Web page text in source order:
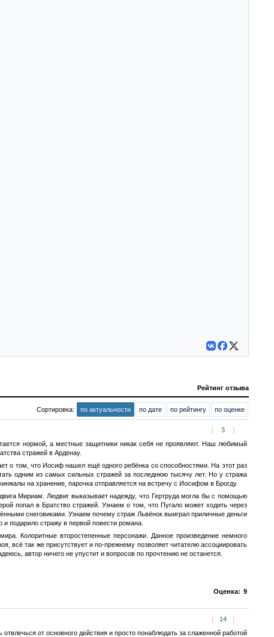
Рейтинг отзыва
Сортировка: по актуальности по дате по рейтингу по оценке
[ 3 ]
нормой, а местные защитники никак себя не проявляют. Наш любимый
стражей в Арденау.
о том, что Иосиф нашел ещё одного ребёнка со способностями. На этот раз
одним из самых сильных стражей за последнюю тысячу лет. Но у стража
на хранение, парочка отправляется на встречу с Иосифом в Брогду.
Мириам. Людвиг выказывает надежду, что Гертруда могла бы с помощью
попал в Братство стражей. Узнаем о том, что Пугало может ходить через
снеговиками. Узнаем почему страж Львёнок выиграл приличные деньги
подарило стражу в первой повести романа.
Колоритные второстепенные персонажи. Данное произведение немного
всё так же присутствует и по-прежнему позволяет читателю ассоциировать
автор ничего не упустит и вопросов по прочтению не останется.
Оценка: 9
[ 14 ]
от основного действия и просто понаблюдать за слаженной работой